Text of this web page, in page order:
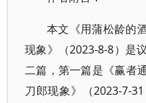
本文《用蒲松龄的
现象》（2023-8-8）是
二篇，第一篇是《赢
刀郎现象》（2023-7-